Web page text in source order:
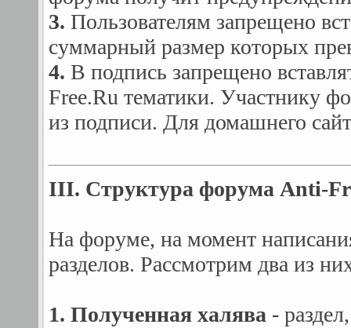
3. Пользователям запрещено
суммарный размер которых
4. В подпись запрещено
Free.Ru тематики. Участнику
из подписи. Для домашнего
III. Структура форума Anti-
На форуме, на момент
разделов. Рассмотрим два из
1. Полученная халява -